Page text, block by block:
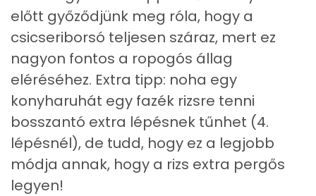
Likopin
0 micro
Lut-zea
1891 micro
Összesen 678 kcal
előtt győződjünk meg róla, hogy a
csicseriborsó teljesen száraz, mert ez
nagyon fontos a ropogós állag
eléréséhez. Extra tipp: noha egy
konyharuhát egy fazék rizsre tenni
bosszantó extra lépésnek tűnhet (4.
lépésnél), de tudd, hogy ez a legjobb
módja annak, hogy a rizs extra pergős
legyen!